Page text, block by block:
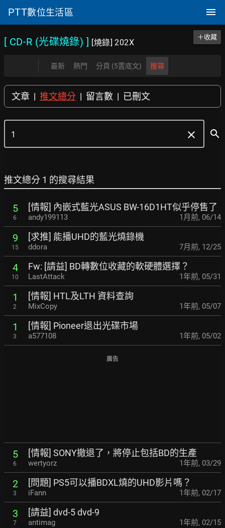
PTT數位生活區
[ CD-R (光碟燒錄) ] [燒錄] 202X
＋收藏
最新 熱門 分頁 (5置底文) 搜尋
文章 | 推文總分 | 留言數 | 已刪文
clear search
推文總分 1 的搜尋結果
5
6
[情報] 內嵌式藍光ASUS BW-16D1HT似乎停售了
andy199113 1月前, 06/14
9
15
[求推] 能播UHD的藍光燒錄機
ddora 7月前, 12/25
4
10
Fw: [請益] BD轉數位收藏的軟硬體選擇？
LastAttack 1年前, 05/31
1
2
[情報] HTL及LTH 資料查詢
MixCopy 1年前, 05/07
1
3
[情報] Pioneer退出光碟市場
a577108 1年前, 05/02
廣告
5
6
[情報] SONY撤退了，將停止包括BD的生產
wertyorz 1年前, 03/29
2
3
[問題] PS5可以播BDXL燒的UHD影片嗎？
iFann 1年前, 02/17
3
7
[請益] dvd-5 dvd-9
antimag 1年前, 02/15